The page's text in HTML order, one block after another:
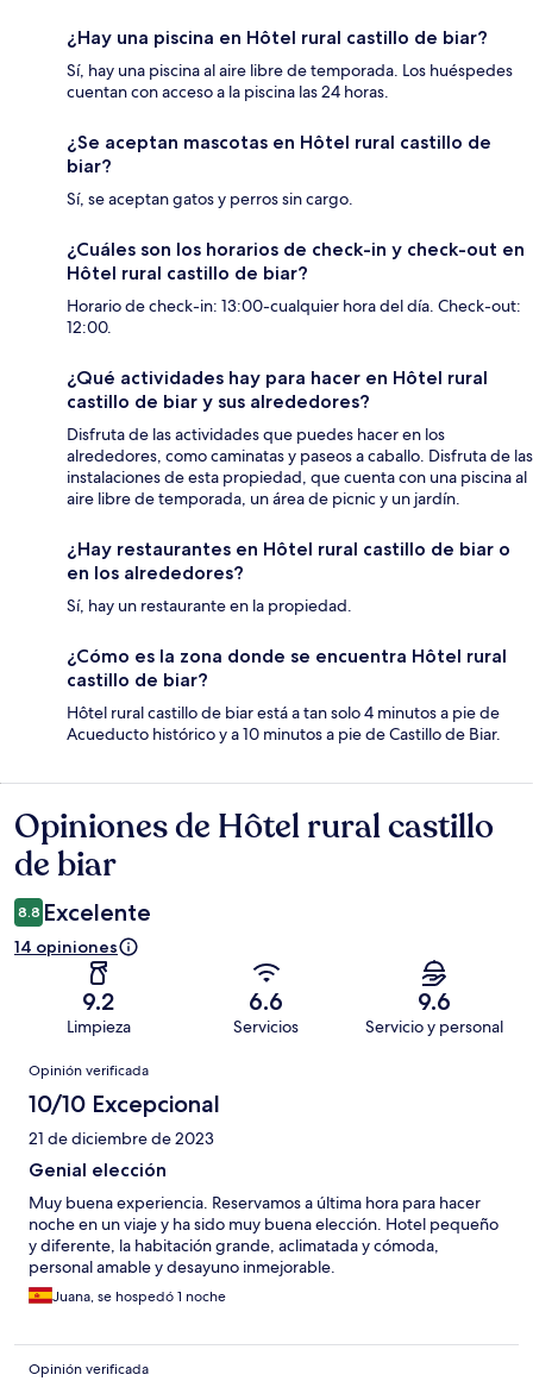
¿Hay una piscina en Hôtel rural castillo de biar?
Sí, hay una piscina al aire libre de temporada. Los huéspedes
cuentan con acceso a la piscina las 24 horas.
¿Se aceptan mascotas en Hôtel rural castillo de
biar?
Sí, se aceptan gatos y perros sin cargo.
¿Cuáles son los horarios de check-in y check-out en
Hôtel rural castillo de biar?
Horario de check-in: 13:00-cualquier hora del día. Check-out:
12:00.
¿Qué actividades hay para hacer en Hôtel rural
castillo de biar y sus alrededores?
Disfruta de las actividades que puedes hacer en los
alrededores, como caminatas y paseos a caballo. Disfruta de las
instalaciones de esta propiedad, que cuenta con una piscina al
aire libre de temporada, un área de picnic y un jardín.
¿Hay restaurantes en Hôtel rural castillo de biar o
en los alrededores?
Sí, hay un restaurante en la propiedad.
¿Cómo es la zona donde se encuentra Hôtel rural
castillo de biar?
Hôtel rural castillo de biar está a tan solo 4 minutos a pie de
Acueducto histórico y a 10 minutos a pie de Castillo de Biar.
Opiniones
Opiniones de Hôtel rural castillo
de biar
8.8 Excelente
14 opiniones
9.2
Limpieza
6.6
Servicios
9.6
Servicio y personal
Opiniones
Opinión verificada
10/10 Excepcional
21 de diciembre de 2023
Genial elección
Muy buena experiencia. Reservamos a última hora para hacer
noche en un viaje y ha sido muy buena elección. Hotel pequeño
y diferente, la habitación grande, aclimatada y cómoda,
personal amable y desayuno inmejorable.
Juana, se hospedó 1 noche
Opinión verificada